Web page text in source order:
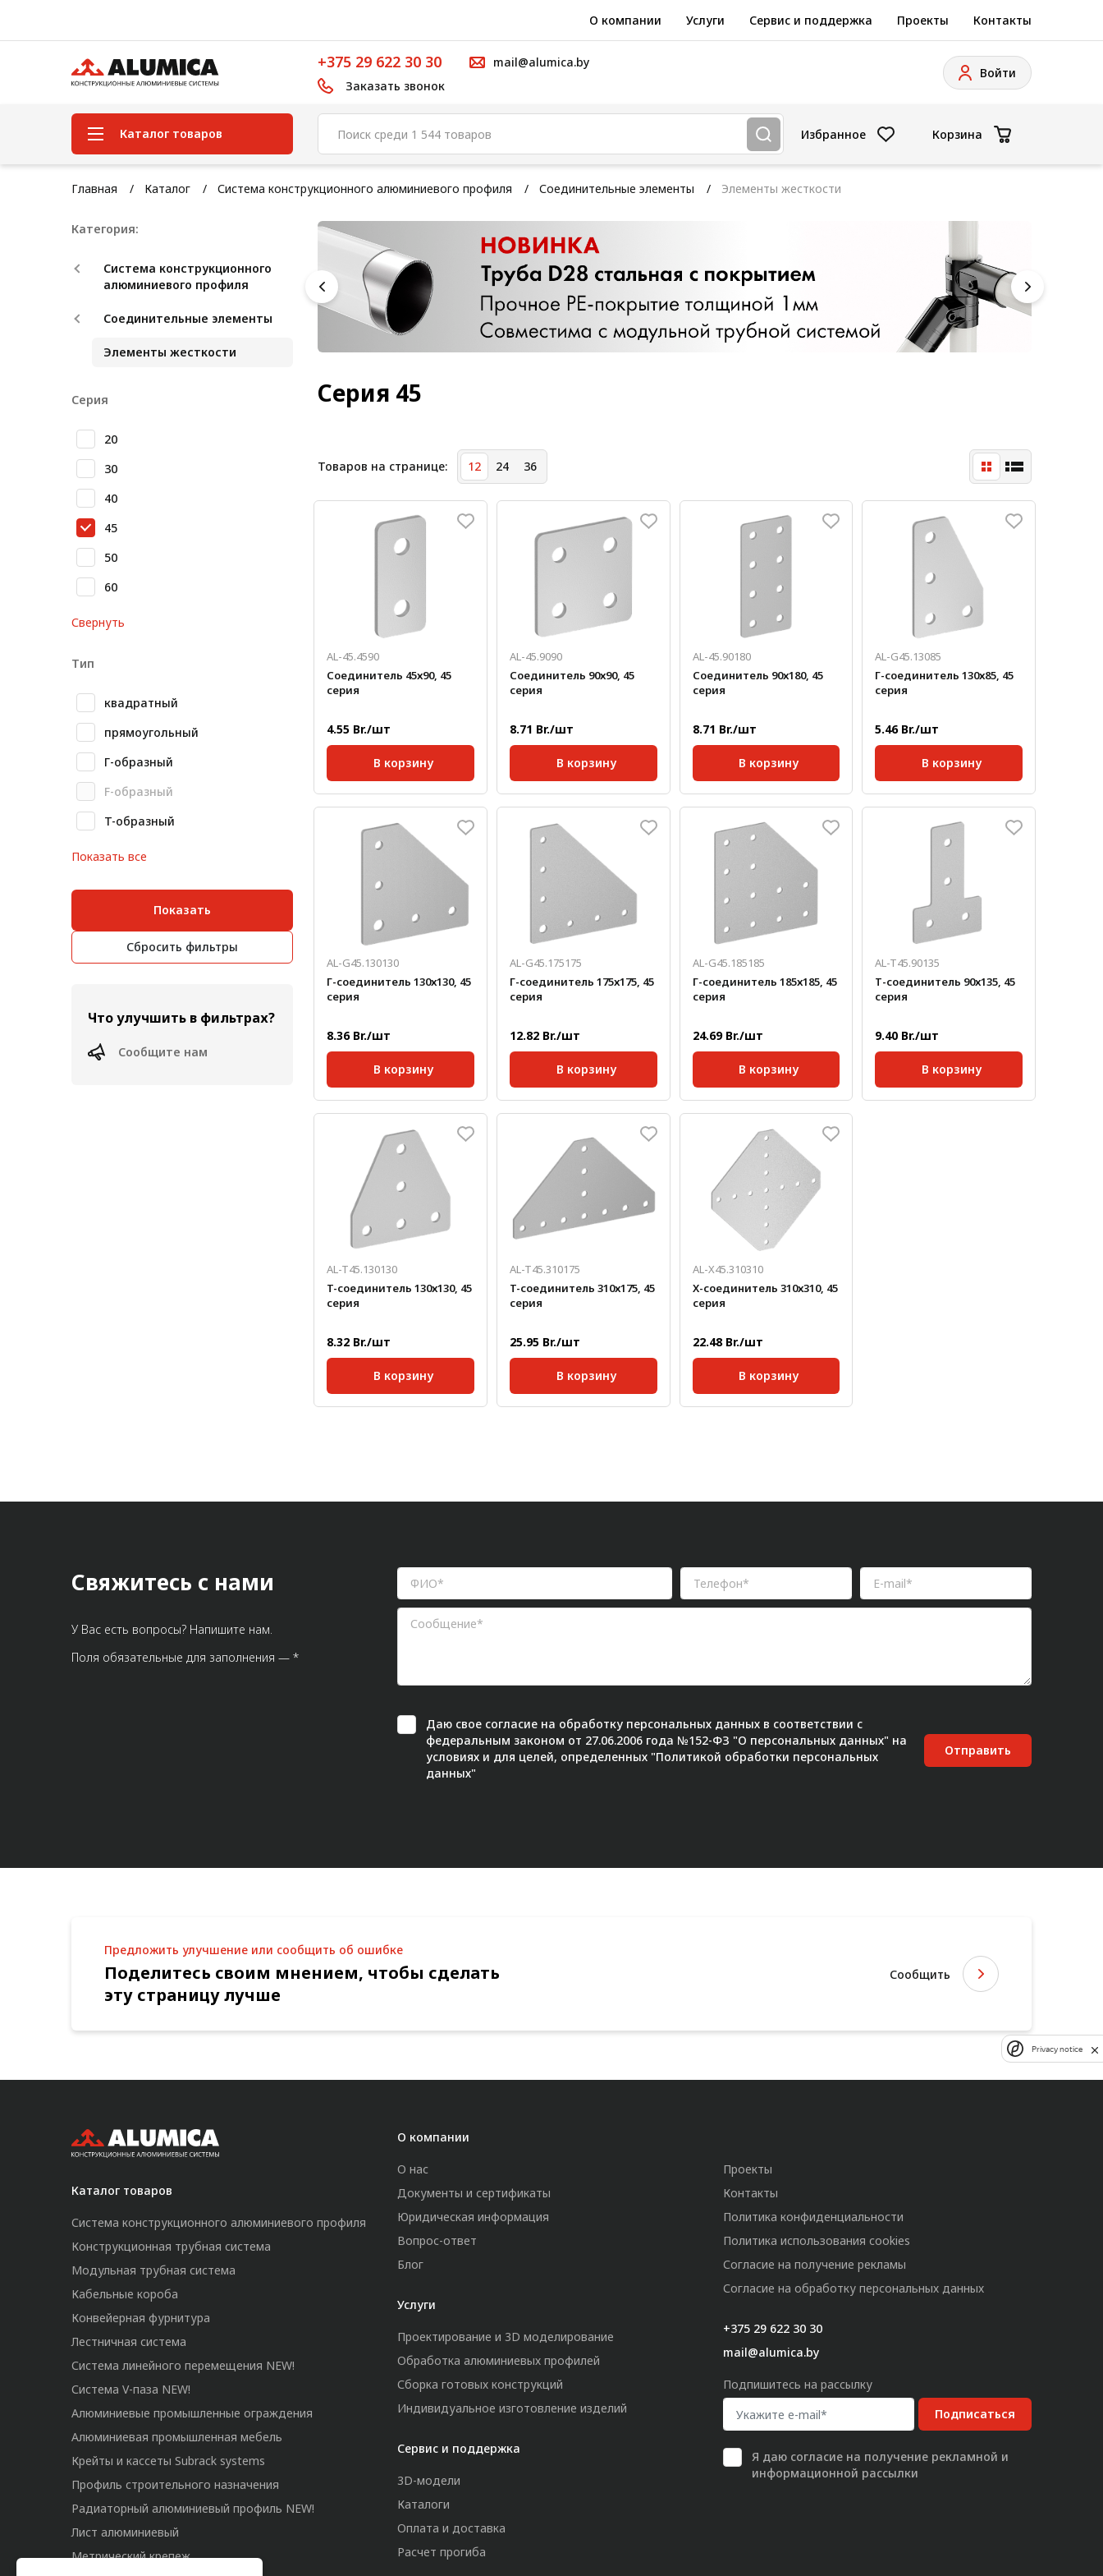
О компании Услуги Сервис и поддержка Проекты Контакты
+375 29 622 30 30
Заказать звонок
mail@alumica.by
Войти
Каталог товаров
Система конструкционного
Конструкционная трубная
Модульная трубная система
Кабельные короба
Конвейерная фурнитура
Система линейного
перемещения NEW!
Система V-паза NEW!
Алюминиевые промышленные
ограждения
Алюминиевая промышленная
мебель
Крейты и кассеты Subrack
systems
Профиль строительного
профиль NEW!
Лист алюминиевый
Метрический крепеж
Конструкции из профиля
Услуги дополнительной
Избранное Корзина
Главная Каталог Система конструкционного алюминиевого профиля Соединительные элементы Элементы жесткости
Категория:
Система конструкционного
алюминиевого профиля
Соединительные элементы
Элементы жесткости
Серия
20
30
40
45
50
60
Свернуть
Тип
квадратный
прямоугольный
Г-образный
F-образный
T-образный
Показать все
Показать
Сбросить фильтры
Что улучшить в фильтрах?
Сообщите нам
Серия 45
Товаров на странице: 12 24 36
AL-45.4590
Соединитель 45х90, 45
серия
4.55 Br./шт
В корзину
Серия:
45;
0,1
Толщина, мм:
4
AL-45.9090
Соединитель 90х90, 45
серия
8.71 Br./шт
В корзину
Серия:
45;
0,222
Толщина, мм:
4
AL-45.90180
Соединитель 90х180, 45
серия
8.71 Br./шт
В корзину
Серия:
45;
Масса, кг/шт:
0,451
Толщина, мм:
AL-G45.13085
Г-соединитель 130х85, 45
серия
5.46 Br./шт
В корзину
Серия:
45;
3
AL-G45.130130
Г-соединитель 130х130, 45
серия
8.36 Br./шт
В корзину
Серия:
45;
0,292
Толщина, мм:
3
AL-G45.175175
Г-соединитель 175х175, 45
серия
12.82 Br./шт
В корзину
Серия:
45;
0,502
Толщина, мм:
3
AL-G45.185185
Г-соединитель 185х185, 45
серия
24.69 Br./шт
В корзину
Серия:
45;
3
AL-T45.90135
Т-соединитель 90х135, 45
серия
9.40 Br./шт
В корзину
Серия:
45;
AL-T45.130130
T-соединитель 130х130, 45
серия
8.32 Br./шт
В корзину
Серия:
45;
AL-T45.310175
T-соединитель 310х175, 45
серия
25.95 Br./шт
В корзину
Серия:
45;
AL-X45.310310
X-соединитель 310х310, 45
серия
22.48 Br./шт
В корзину
Серия:
45;
Свяжитесь с нами
У Вас есть вопросы? Напишите нам.
Поля обязательные для заполнения — *
Даю свое согласие на обработку персональных данных в соответствии с
федеральным законом от 27.06.2006 года №152-ФЗ "О персональных данных" на
условиях и для целей, определенных "Политикой обработки персональных
данных"
Отправить
Предложить улучшение или сообщить об ошибке
Поделитесь своим мнением, чтобы сделать
эту страницу лучше
Сообщить
Каталог товаров
Система конструкционного алюминиевого профиля
Конструкционная трубная система
Модульная трубная система
Кабельные короба
Конвейерная фурнитура
Лестничная система
Система линейного перемещения NEW!
Система V-паза NEW!
Алюминиевые промышленные ограждения
Алюминиевая промышленная мебель
Крейты и кассеты Subrack systems
Профиль строительного назначения
Радиаторный алюминиевый профиль NEW!
Лист алюминиевый
Метрический крепеж
О компании
О нас
Документы и сертификаты
Юридическая информация
Вопрос-ответ
Блог
Услуги
Проектирование и 3D моделирование
Обработка алюминиевых профилей
Сборка готовых конструкций
Индивидуальное изготовление изделий
Сервис и поддержка
3D-модели
Каталоги
Оплата и доставка
Расчет прогиба
Проекты
Контакты
Политика конфиденциальности
Политика использования cookies
Согласие на получение рекламы
Согласие на обработку персональных данных
+375 29 622 30 30
mail@alumica.by
Подпишитесь на рассылку
Подписаться
Я даю согласие на получение рекламной и
информационной рассылки
Privacy notice